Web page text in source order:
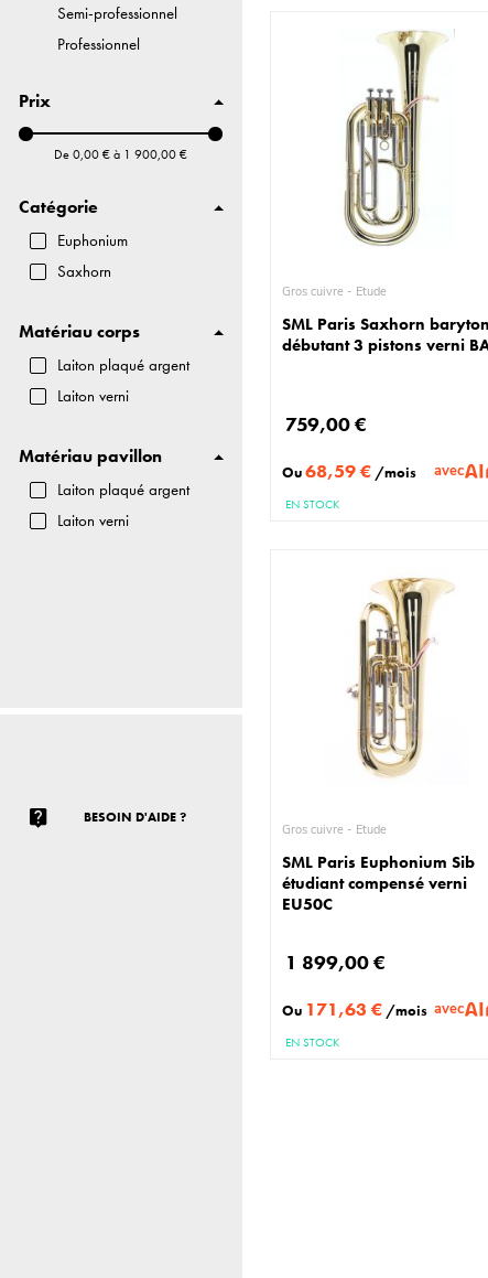
Gros cuivre - Etude
SML Paris Saxhorn baryton
débutant 3 pistons verni
759,00 €
Ou68,59 € /mois avec
EN STOCK
Gros cuivre - Etude
SML Paris Euphonium Sib
étudiant compensé verni
EU50C
1 899,00 €
Ou 171,63 € /mois avec
EN STOCK
Semi-professionnel
Professionnel
Prix
De 0,00 € à 1 900,00 €
Catégorie
Euphonium
Saxhorn
Matériau corps
Laiton plaqué argent
Laiton verni
Matériau pavillon
Laiton plaqué argent
Laiton verni
BESOIN D'AIDE ?